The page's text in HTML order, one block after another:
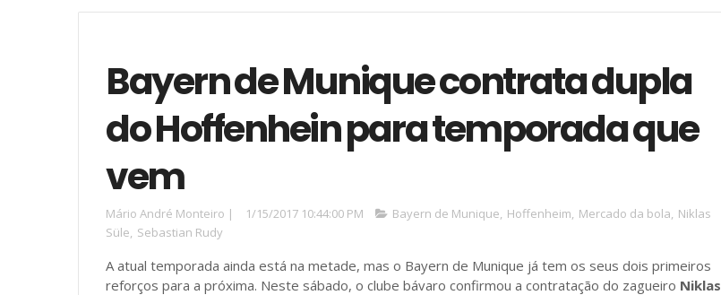
Bayern de Munique contrata dupla
do Hoffenhein para temporada que
vem
Mário André Monteiro | 1/15/2017 10:44:00 PM Bayern de Munique, Hoffenheim, Mercado da bola, Niklas
Süle, Sebastian Rudy
A atual temporada ainda está na metade, mas o Bayern de Munique já tem os seus dois primeiros
reforços para a próxima. Neste sábado, o clube bávaro confirmou a contratação do zagueiro Niklas